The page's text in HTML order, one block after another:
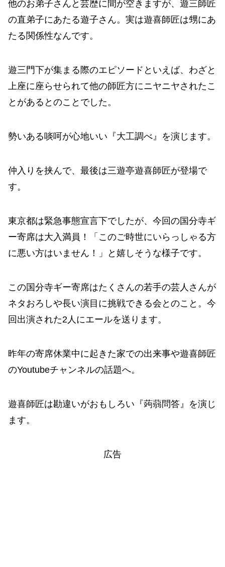
他のお弟子さんと芸歴に間が空きますが、遊三師匠
の直弟子にあたる遊子さん。実は遊喜師匠は甥にあ
たる関係性なんです。
遊三門下が集まる際のエピソードといえば、わざと
上座に座らせられて他の師匠方にニヤニヤされたこ
とがあるとのことでした。
勢いある啖呵が心地いい『大工調べ』を演じます。
仲入りを挟んで、最後は三遊亭遊喜師匠が登場で
す。
東京都は緊急事態宣言下でしたが、今回の国分寺ギ
ー寄席は大入満員！「このご時世にいらっしゃる方
に悪い方はいません！」と嬉しそうな様子です。
この国分寺ギー寄席はたくさんの若手の芸人さんが
ネタおろしや長い演目に挑戦できる会とのこと。今
回出演された2人にエールを送ります。
昨年の寄席休業中に起きた家での出来事や遊喜師匠
のYoutubeチャンネルの話題へ。
遊喜師匠は勘違いがおもしろい『蒟蒻問答』を演じ
ます。
広告